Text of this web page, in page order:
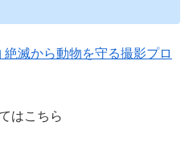
滅から動物を守る撮影プロ
はこちら